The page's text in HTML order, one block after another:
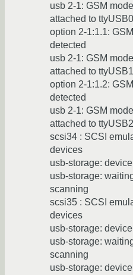
usb 2-1: GSM
attached to ttyUSB0
option 2-1:1.1:
detected
usb 2-1: GSM
attached to ttyUSB1
option 2-1:1.2:
detected
usb 2-1: GSM
attached to ttyUSB2
scsi34 : SCSI
devices
usb-storage:
usb-storage:
scanning
scsi35 : SCSI
devices
usb-storage:
usb-storage:
scanning
usb-storage: